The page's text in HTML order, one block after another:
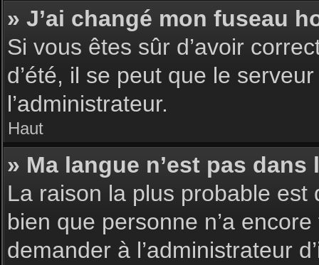
» J’ai changé mon fuseau
Si vous êtes sûr d’avoir
d’été, il se peut que le
l’administrateur.
Haut
» Ma langue n’est pas dans
La raison la plus probable est
bien que personne n’a
demander à l’administrateur